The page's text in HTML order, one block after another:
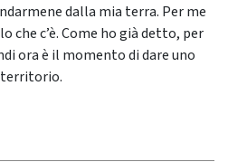
dalla mia terra. Per me
che c’è. Come ho già detto, per
ora è il momento di dare uno
territorio.